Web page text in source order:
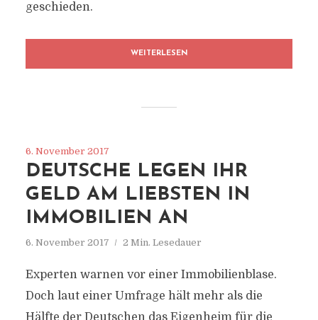
geschieden.
WEITERLESEN
6. November 2017
DEUTSCHE LEGEN IHR
GELD AM LIEBSTEN IN
IMMOBILIEN AN
6. November 2017 2 Min. Lesedauer
Experten warnen vor einer Immobilienblase.
Doch laut einer Umfrage hält mehr als die
Hälfte der Deutschen das Eigenheim für die